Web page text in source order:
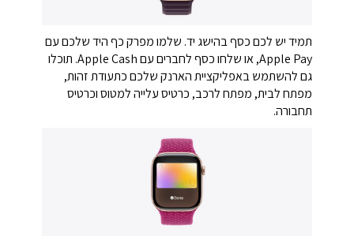
תמיד יש לכם כסף בהישג יד. שלמו מפרק כף היד שלכם עם
Apple Pay, או שלחו כסף לחברים עם Apple Cash. תוכלו
גם להשתמש באפליקציית הארנק שלכם כתעודת זהות,
מפתח לבית, מפתח לרכב, כרטיס עלייה למטוס וכרטיס
תחבורה.